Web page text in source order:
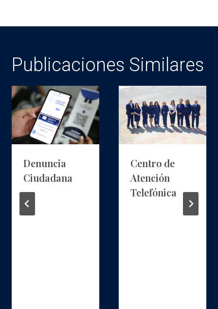
Publicaciones Similares
Denuncia
Ciudadana
Centro de
Atención
Telefónica